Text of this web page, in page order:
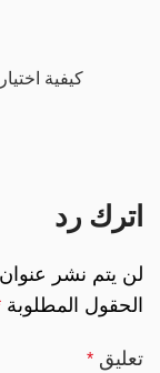
كيفية
اترك رد
لن يتم نشر
الحقول المطلوبة
تعليق *